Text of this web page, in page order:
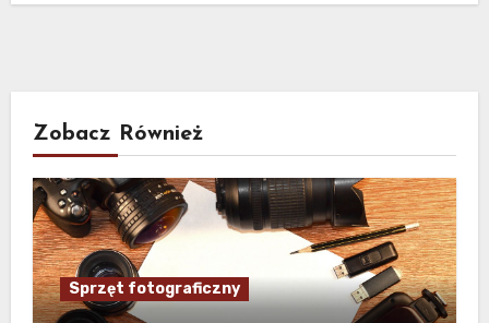
Zobacz Również
Sprzęt fotograficzny